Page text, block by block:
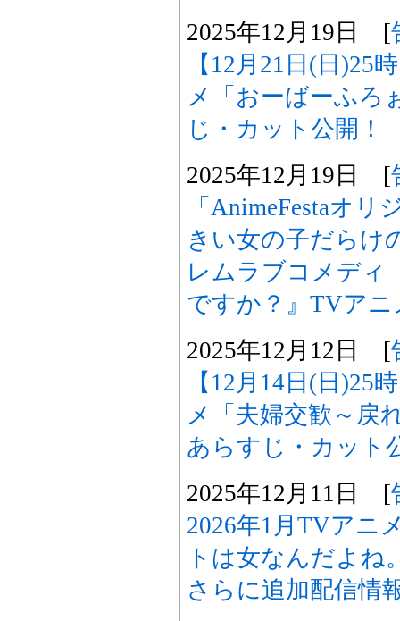
2025年12月19日 [
【12月21日(日)25
メ「おーばーふろ
じ・カット公開！
2025年12月19日 [
「AnimeFestaオ
きい女の子だらけ
レムラブコメディ
ですか？』TVアニ
2025年12月12日 [
【12月14日(日)25
メ「夫婦交歓～戻
あらすじ・カット
2025年12月11日 [
2026年1月TVアニ
トは女なんだよね
さらに追加配信情